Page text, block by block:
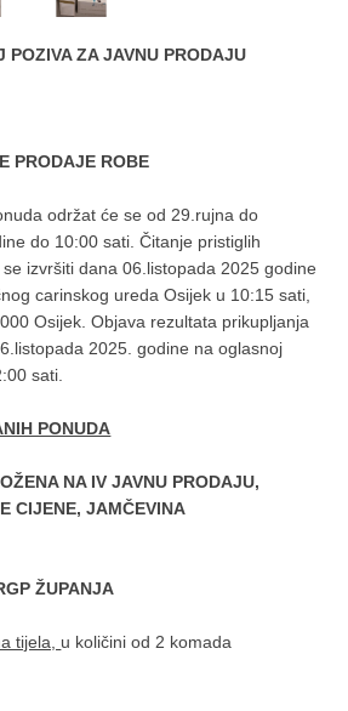
POZIVA ZA JAVNU PRODAJU
PRODAJE ROBE
održat će se od 29.rujna do
do 10:00 sati. Čitanje pristiglih
izvršiti dana 06.listopada 2025 godine
carinskog ureda Osijek u 10:15 sati,
Osijek. Objava rezultata prikupljanja
2025. godine na oglasnoj
sati.
PONUDA
NA IV JAVNU PRODAJU,
CIJENE, JAMČEVINA
ŽUPANJA
tijela, u količini od 2 komada